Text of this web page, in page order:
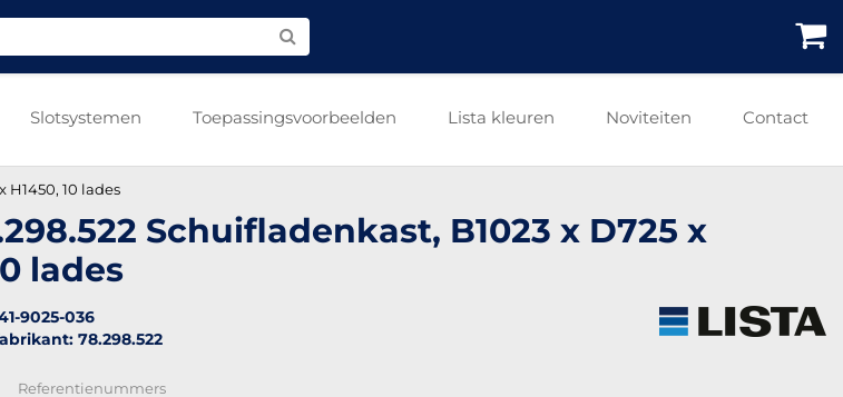
Slotsystemen Toepassingsvoorbeelden Lista kleuren Noviteiten Contact
H1450, 10 lades
Schuifladenkast, B1023 x D725 x
lades
9025-036
78.298.522
Referentienummers